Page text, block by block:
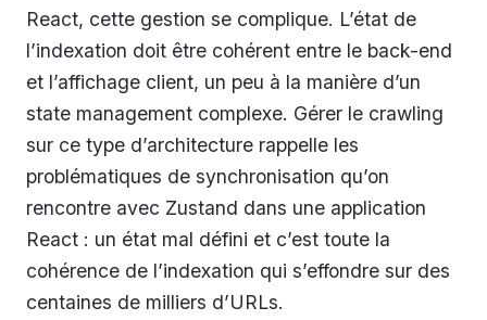
React, cette gestion se complique. L’état de
l’indexation doit être cohérent entre le back-end
et l’affichage client, un peu à la manière d’un
state management complexe. Gérer le crawling
sur ce type d’architecture rappelle les
problématiques de synchronisation qu’on
rencontre avec Zustand dans une application
React : un état mal défini et c’est toute la
cohérence de l’indexation qui s’effondre sur des
centaines de milliers d’URLs.